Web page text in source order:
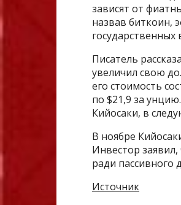
зависят от
назвав биткоин,
государственных
Писатель
увеличил свою
его стоимость
по $21,9 за
Кийосаки, в
В ноябре
Инвестор
ради пассивного
Источник